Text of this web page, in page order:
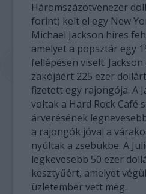
Háromszázötvenezer
forint) kelt el egy New
Michael Jackson híres
amelyet a popsztár egy
fellépésen viselt.
zakójáért 225 ezer
fizetett egy rajongója. A
voltak a Hard Rock Café
árverésének
a rajongók jóval a
nyúltak a zsebükbe. A
legkevesebb 50 ezer
kesztyűért, amelyet
üzletember vett meg.